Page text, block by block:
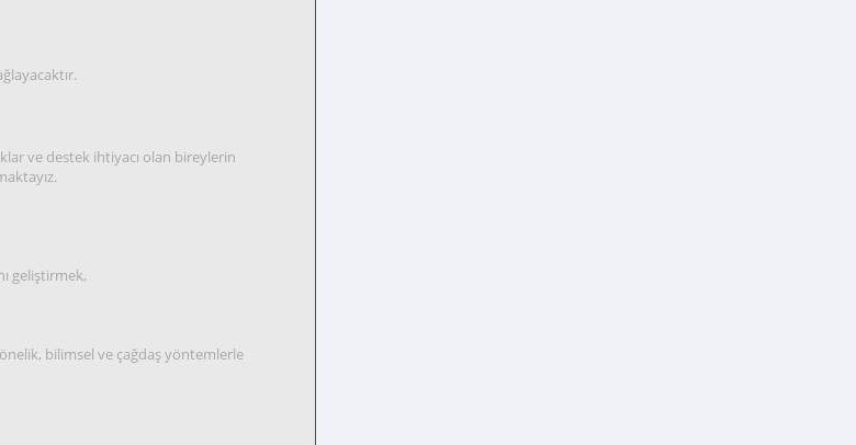
ve destek ihtiyacı olan bireylerin
geliştirmek,
bilimsel ve çağdaş yöntemlerle